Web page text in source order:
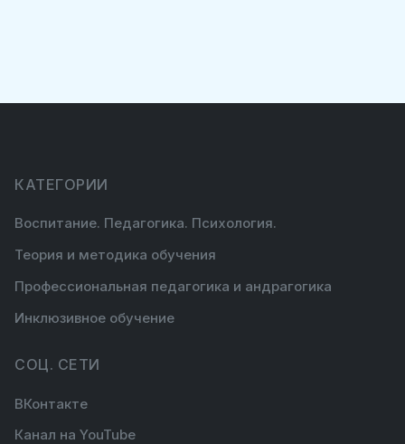
КАТЕГОРИИ
Воспитание. Педагогика. Психология.
Теория и методика обучения
Профессиональная педагогика и андрагогика
Инклюзивное обучение
СОЦ. СЕТИ
ВКонтакте
Канал на YouTube